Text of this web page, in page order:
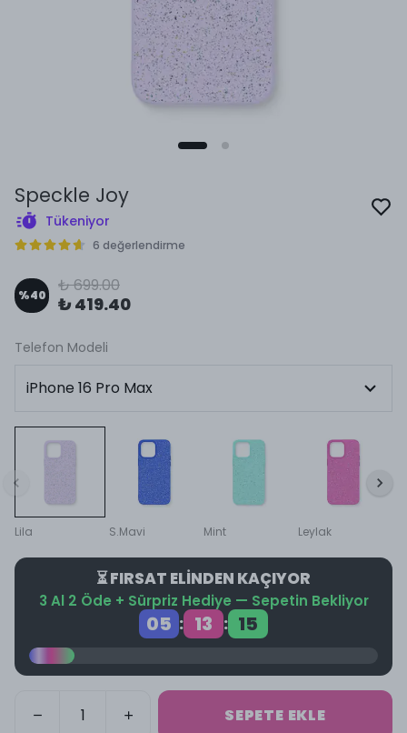
Speckle Joy
Tükeniyor
6 değerlendirme
%40 ₺ 699.00
₺ 419.40
Telefon Modeli
Lila S.Mavi Mint Leylak
⏳ FIRSAT ELİNDEN KAÇIYOR
3 Al 2 Öde + Sürpriz Hediye — Sepetin Bekliyor
05 : 13 : 15
SEPETE EKLE